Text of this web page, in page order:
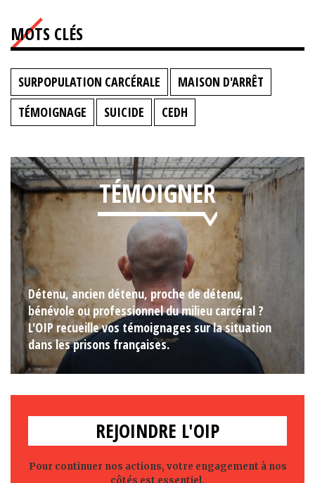
MOTS CLÉS
SURPOPULATION CARCÉRALE
MAISON D'ARRÊT
TÉMOIGNAGE
SUICIDE CEDH
TÉMOIGNER
Détenu, ancien détenu, proche de détenu,
bénévole ou professionnel du milieu carcéral ?
L'OIP recueille vos témoignages sur la situation
dans les prisons françaises.
REJOINDRE L'OIP
Pour continuer nos actions, votre engagement à nos
côtés est essentiel.